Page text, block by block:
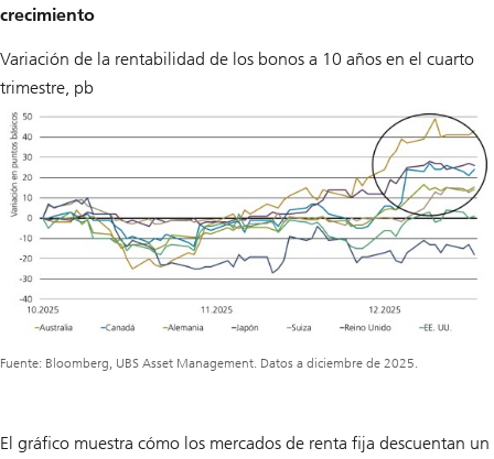
crecimiento
Variación de la rentabilidad de los bonos a 10 años en el cuarto
trimestre, pb
Fuente: Bloomberg, UBS Asset Management. Datos a diciembre de 2025.
El gráfico muestra cómo los mercados de renta fija descuentan un